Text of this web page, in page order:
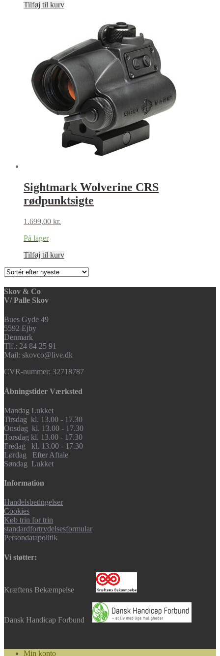
Tilføj til kurv
Sightmark Wolverine CRS
rødpunktsigte
1.699,00 kr.
På lager
Tilføj til kurv
Skov & Co
V/ Palle Skov
Bues Gyde 49
5592 Ejby
Denmark
Tlf.: 24 84 25 91
Mail: skovco@live.dk
CVR-nummer: 32718787
Åbningstider Værksted
Mandag Lukket
Tirsdag kl. 13.00 - 17.30
Onsdag kl. 13.00 - 17.30
Torsdag kl. 13.00 - 17.30
Fredag kl. 13.00 - 17.30
Lørdag Efter Aftale
Søndag Lukket
Information
Handelsbetingelser
Cookies
Køb trin for trin
standardfortrydelsesformular
Persondatapolitik
Vi støtter:
Kræftens Bekæmpelse
Dansk Handicap Forbund
Min konto